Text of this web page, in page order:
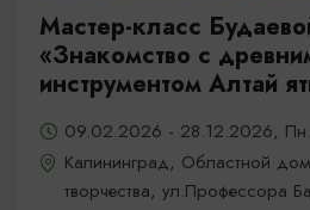
Мастер-класс
«Знакомство с
инструментом Алтай
09.02.2026 - 28.12.2026,
Калининград, Областной
творчества, ул.Профессора